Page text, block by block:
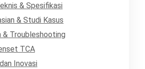
& Spesifikasi
& Studi Kasus
& Troubleshooting
TCA
Inovasi